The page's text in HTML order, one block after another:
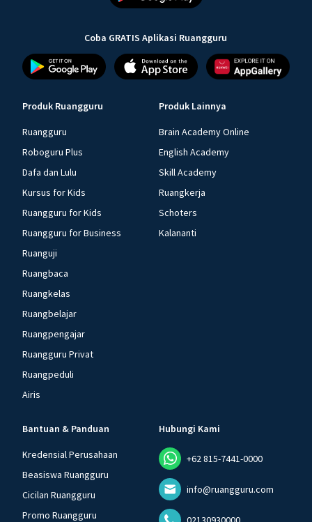
Coba GRATIS Aplikasi Ruangguru
Produk Ruangguru
Ruangguru
Roboguru Plus
Dafa dan Lulu
Kursus for Kids
Ruangguru for Kids
Ruangguru for Business
Ruanguji
Ruangbaca
Ruangkelas
Ruangbelajar
Ruangpengajar
Ruangguru Privat
Ruangpeduli
Airis
Produk Lainnya
Brain Academy Online
English Academy
Skill Academy
Ruangkerja
Schoters
Kalananti
Bantuan & Panduan
Kredensial Perusahaan
Beasiswa Ruangguru
Cicilan Ruangguru
Promo Ruangguru
Hubungi Kami
+62 815-7441-0000
info@ruangguru.com